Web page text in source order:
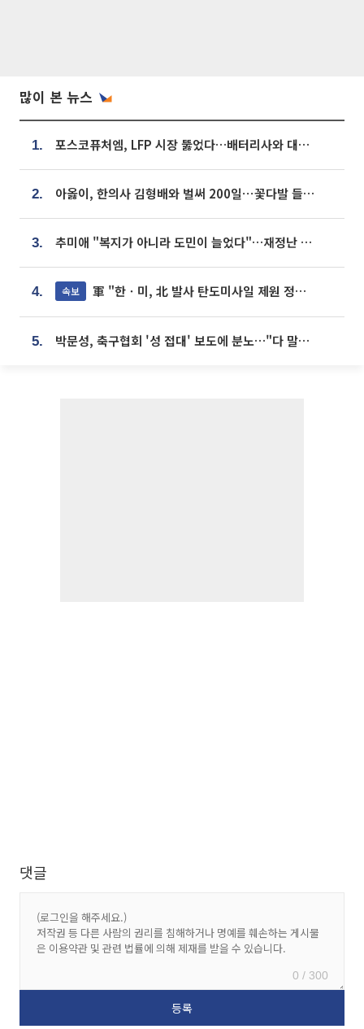
많이 본 뉴스
1. 포스코퓨처엠, LFP 시장 뚫었다…배터리사와 대규모 장기 공급 합의
2. 아옳이, 한의사 김형배와 벌써 200일⋯꽃다발 들고 "프러포즈 아냐"
3. 추미애 "복지가 아니라 도민이 늘었다"…재정난 책임론 정면돌파
4. 속보 軍 "한ㆍ미, 北 발사 탄도미사일 제원 정밀분석 중"
5. 박문성, 축구협회 '성 접대' 보도에 분노…"다 말아먹으려고 작정했나"
댓글
0 / 300